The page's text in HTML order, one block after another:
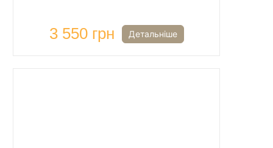
3 550 грн Детальніше